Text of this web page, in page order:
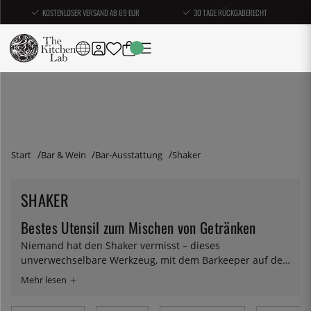
KOSTENLOSER VERSAND AB 69 EUR 30 TAGE RÜCKGABERECHT
Start Bar & Wein Bar-Ausstattung Shaker
SHAKER
Bestes Utensil zum Mischen von Getränken
Niemand hat den Shaker vermisst – dieses
unverwechselbare Werkzeug, mit dem Barkeeper auf der
ganzen Welt Cocktails mixen. An der Oberfläche ist das
Flüssigkeit und Eis im Inneren zusammengefügt werden.